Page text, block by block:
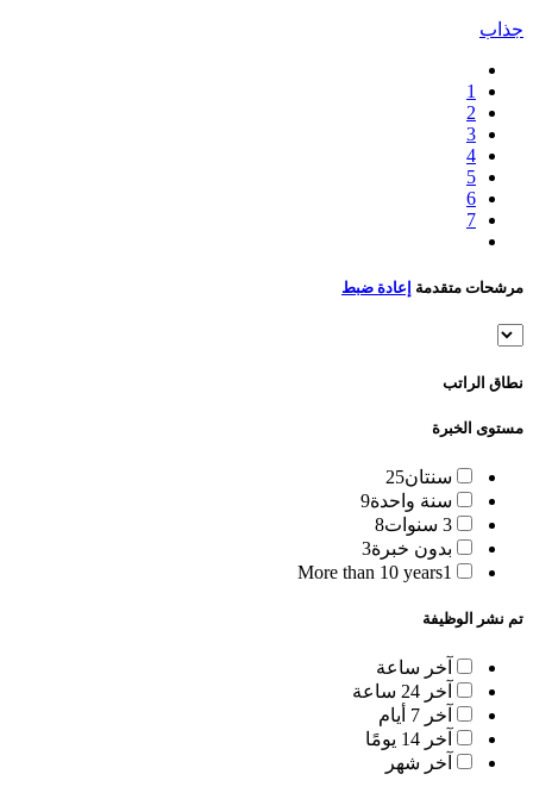
جذاب
1
2
3
4
5
6
7
مرشحات متقدمة إعادة ضبط
نطاق الراتب
مستوى الخبرة
سنتان25
سنة واحدة9
3 سنوات
8
بدون خبرة3
More than 10 years1
تم نشر الوظيفة
آخر ساعة
آخر 24 ساعة
آخر 7 أيام
آخر 14 يومًا
آخر شهر